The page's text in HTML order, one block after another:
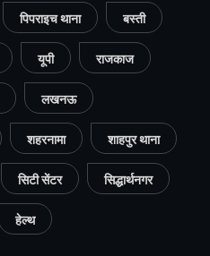
पिपराइच थाना बस्ती
यूपी राजकाज
लखनऊ
शहरनामा शाहपुर थाना
सिटी सेंटर सिद्धार्थनगर
हेल्थ